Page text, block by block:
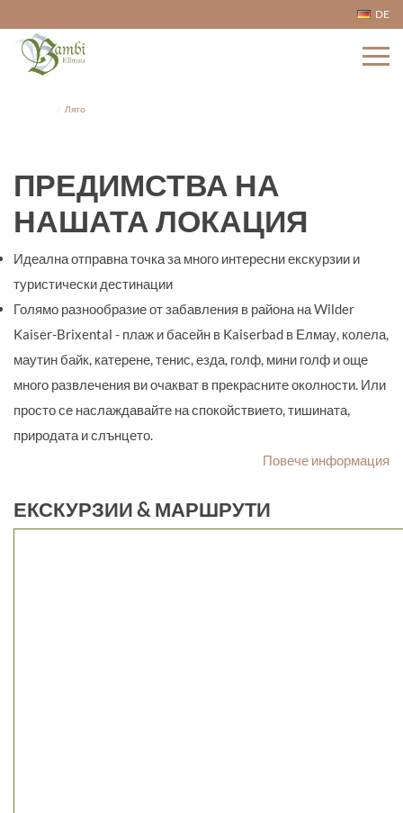
DE
Лято
ПРЕДИМСТВА НА
НАШАТА ЛОКАЦИЯ
Идеална отправна точка за много интересни екскурзии и
туристически дестинации
Голямо разнообразие от забавления в района на Wilder
Kaiser-Brixental - плаж и басейн в Kaiserbad в Елмау, колела,
маутин байк, катерене, тенис, езда, голф, мини голф и още
много развлечения ви очакват в прекрасните околности. Или
просто се наслаждавайте на спокойствието, тишината,
природата и слънцето.
Повече информация
ЕКСКУРЗИИ & МАРШРУТИ